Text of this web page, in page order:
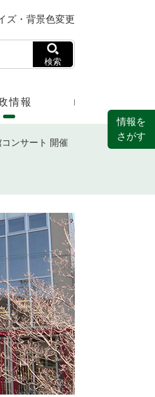
ズ・背景色変更
検索
情報
ンサート 開催
情報を
さがす